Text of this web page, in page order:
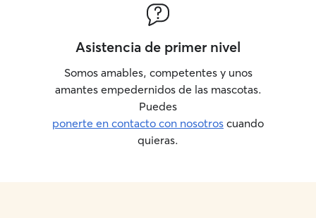
Asistencia de primer nivel
Somos amables, competentes y unos
amantes empedernidos de las mascotas.
Puedes
ponerte en contacto con nosotros cuando
quieras.